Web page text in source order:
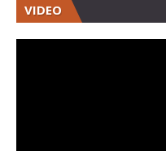
VIDEO